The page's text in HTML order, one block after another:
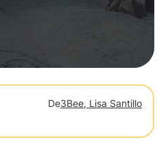
De3Bee, Lisa Santillo